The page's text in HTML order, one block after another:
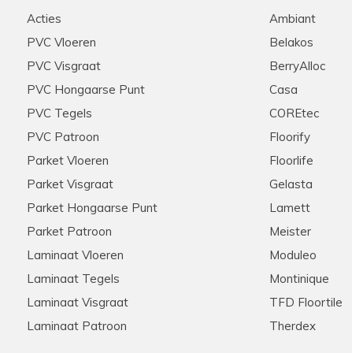
zouden aanschaffen
keuze gemaakt
ook de woonkamer en de
na wat zoekwerk een
dit werd snel en zonder
, met zeer ruime
raden ze aan iedereen aan!
zijn klanten! Meerdere
via de telefoon. Kent zijn
hartelijk bedankt
28-11-2025
Aanrader in alle opzichten!
Meedenkend, flexibel,
tevreden klanten hier!
Acties
PVC Vloeren
PVC Visgraat
PVC Hongaarse Punt
PVC Tegels
PVC Patroon
Parket Vloeren
Parket Visgraat
Parket Hongaarse Punt
Parket Patroon
Laminaat Vloeren
Laminaat Tegels
Laminaat Visgraat
Laminaat Patroon
Ambiant
Belakos
BerryAlloc
Casa
COREtec
Floorify
Floorlife
Gelasta
Lamett
Meister
Moduleo
Montinique
TFD Floortile
Therdex